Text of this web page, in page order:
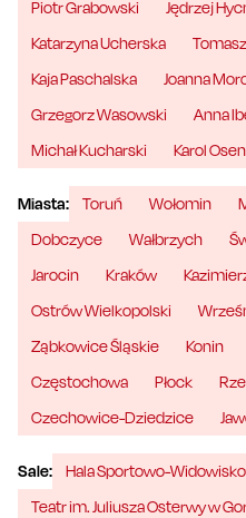
Piotr Grabowski Jędrzej
Katarzyna Ucherska
Kaja Paschalska
Joanna
Grzegorz Wasowski
Anna
Michał Kucharski
Karol
Miasta: Toruń Wołomin
Dobczyce
Wałbrzych
Jarocin
Kraków
Ostrów Wielkopolski
Ząbkowice Śląskie
Konin
Częstochowa
Płock
Czechowice-Dziedzice
Sale:
Hala Sportowo-
Teatr im. Juliusza Osterwy w